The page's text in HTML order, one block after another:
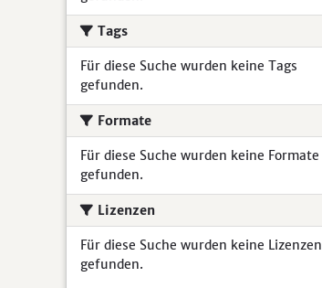
Tags
Für diese Suche wurden keine Tags
gefunden.
Formate
Für diese Suche wurden keine Formate
gefunden.
Lizenzen
Für diese Suche wurden keine Lizenzen
gefunden.